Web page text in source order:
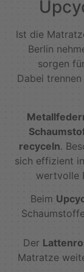
Ist die
Berlin
sorgen
Dabei
recyceln.
sich effizient
wertvolle
Beim
Der
Matratze